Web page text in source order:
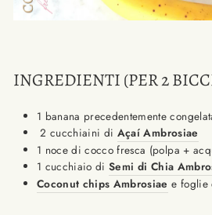
INGREDIENTI (PER 2
1 banana precedentemente
2 cucchiaini di Açaí Ambrosiae
1 noce di cocco fresca (polpa +
1 cucchiaio diSemi di Chia
Coconut chips Ambrosiae e foglie